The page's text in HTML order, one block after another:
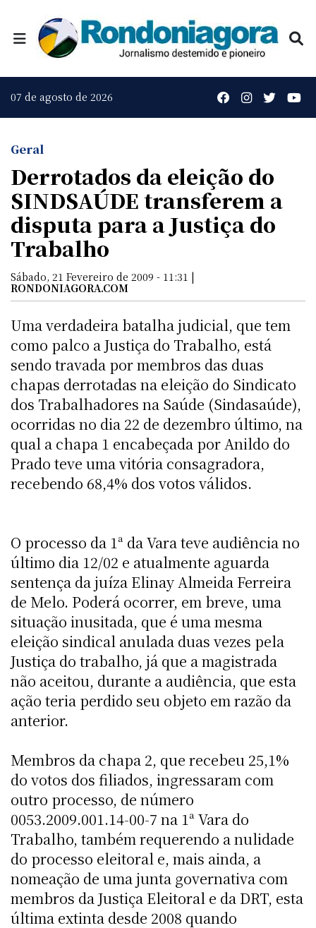
07 de agosto de 2026
Geral
Derrotados da eleição do
SINDSAÚDE transferem a
disputa para a Justiça do
Trabalho
Sábado, 21 Fevereiro de 2009 - 11:31 |
RONDONIAGORA.COM
Uma verdadeira batalha judicial, que tem
como palco a Justiça do Trabalho, está
sendo travada por membros das duas
chapas derrotadas na eleição do Sindicato
dos Trabalhadores na Saúde (Sindasaúde),
ocorridas no dia 22 de dezembro último, na
qual a chapa 1 encabeçada por Anildo do
Prado teve uma vitória consagradora,
recebendo 68,4% dos votos válidos.
O processo da 1ª da Vara teve audiência no
último dia 12/02 e atualmente aguarda
sentença da juíza Elinay Almeida Ferreira
de Melo. Poderá ocorrer, em breve, uma
situação inusitada, que é uma mesma
eleição sindical anulada duas vezes pela
Justiça do trabalho, já que a magistrada
não aceitou, durante a audiência, que esta
ação teria perdido seu objeto em razão da
anterior.
Membros da chapa 2, que recebeu 25,1%
do votos dos filiados, ingressaram com
outro processo, de número
0053.2009.001.14-00-7 na 1ª Vara do
Trabalho, também requerendo a nulidade
do processo eleitoral e, mais ainda, a
nomeação de uma junta governativa com
membros da Justiça Eleitoral e da DRT, esta
última extinta desde 2008 quando